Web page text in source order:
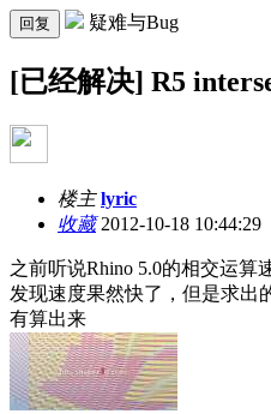
回复 疑难与Bug
[已经解决] R5
楼主 lyric
收藏2012-10-18 10:44:29
之前听说Rhino 5.0的相交运算
发现速度果然快了，但是求出
有算出来